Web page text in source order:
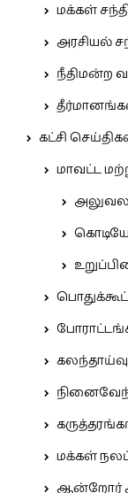
மக்கள்
அரசியல்
நீதிமன்ற
கட்சி
மாவட்ட
மக்கள்
ஆன்றோர்